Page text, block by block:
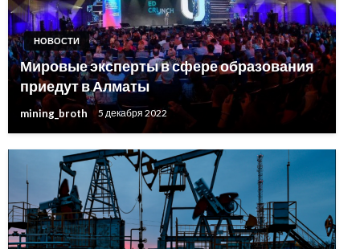
НОВОСТИ
Мировые эксперты в сфере образования
приедут в Алматы
mining_broth 5 декабря 2022